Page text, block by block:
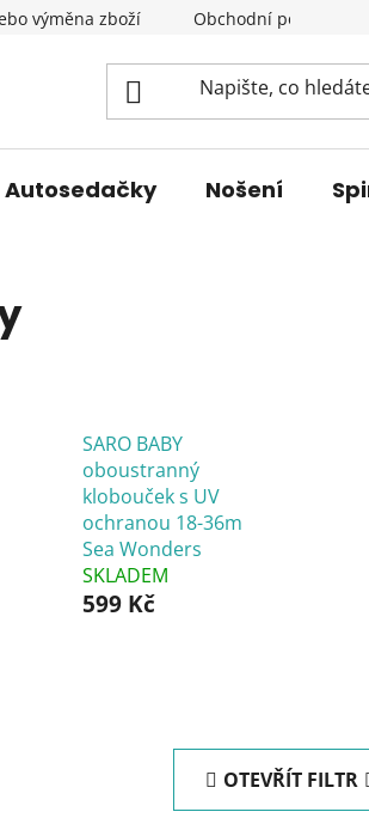
výměna zboží Obchodní podmínky
Autosedačky Nošení
SARO BABY
oboustranný
klobouček s UV
ochranou 18-36m
Sea Wonders
SKLADEM
599 Kč
OTEVŘÍT FILTR